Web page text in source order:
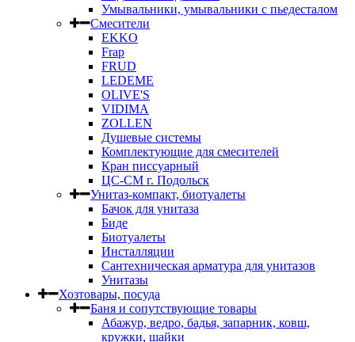
Умывальники, умывальники с пьедесталом
Смесители
EKKO
Frap
FRUD
LEDEME
OLIVE'S
VIDIMA
ZOLLEN
Душевые системы
Комплектующие для смесителей
Кран писсуарный
ЦС-СМ г. Подольск
Унитаз-компакт, биотуалеты
Бачок для унитаза
Биде
Биотуалеты
Инсталляции
Сантехническая арматура для унитазов
Унитазы
Хозтовары, посуда
Баня и сопутствующие товары
Абажур, ведро, бадья, запарник, ковш,
кружки, шайки